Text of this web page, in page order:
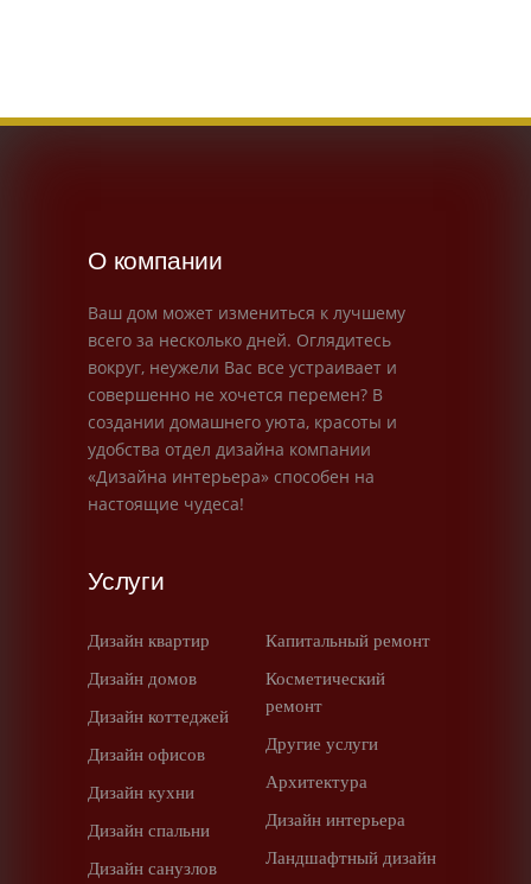
О компании
Ваш дом может измениться к лучшему
всего за несколько дней. Оглядитесь
вокруг, неужели Вас все устраивает и
совершенно не хочется перемен? В
создании домашнего уюта, красоты и
удобства отдел дизайна компании
«Дизайна интерьера» способен на
настоящие чудеса!
Услуги
Дизайн квартир
Дизайн домов
Дизайн коттеджей
Дизайн офисов
Дизайн кухни
Дизайн спальни
Дизайн санузлов
Капитальный ремонт
Косметический
ремонт
Другие услуги
Архитектура
Дизайн интерьера
Ландшафтный дизайн